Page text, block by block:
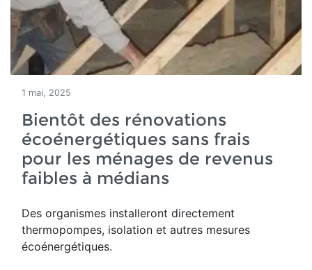
1 mai, 2025
Bientôt des rénovations
écoénergétiques sans frais
pour les ménages de revenus
faibles à médians
Des organismes installeront directement
thermopompes, isolation et autres mesures
écoénergétiques.